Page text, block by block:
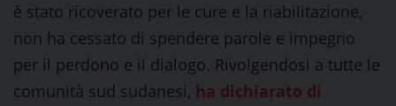
è stato ricoverato per le cure e la riabilitazione,
non ha cessato di spendere parole e impegno
per il perdono e il dialogo. Rivolgendosi a tutte le
comunità sud sudanesi, ha dichiarato di